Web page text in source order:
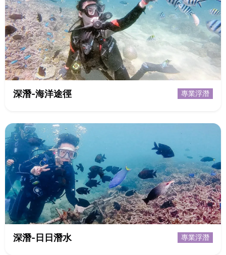
深潛-海洋途徑 專業浮潛
深潛-日日潛水 專業浮潛